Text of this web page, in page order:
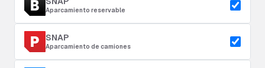
Aparcamiento reservable
SNAP
Aparcamiento de camiones